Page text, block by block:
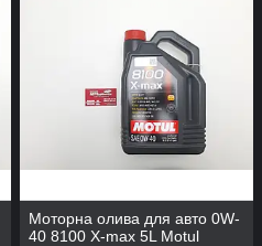
Моторна олива для авто 0W-
40 8100 X-max 5L Motul